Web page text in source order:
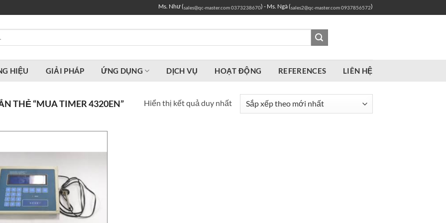
Ms. Như (sales@qc-master.com0373238670) - Ms. Ngà (sales2@qc-master.com0937856572)
HIỆU GIẢI PHÁP ỨNG DỤNG DỊCH VỤ HOẠT ĐỘNG REFERENCES LIÊN HỆ
THẺ “MUA TIMER 4320EN” Hiển thị kết quả duy nhất